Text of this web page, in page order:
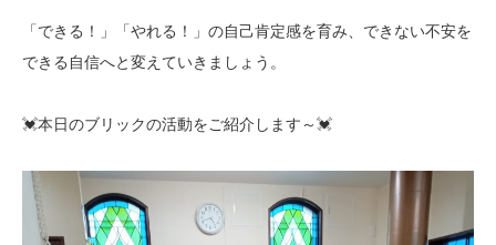
「できる！」「やれる！」の自己肯定感を育み、できない不安を
できる自信へと変えていきましょう。
💓本日のブリックの活動をご紹介します～💓